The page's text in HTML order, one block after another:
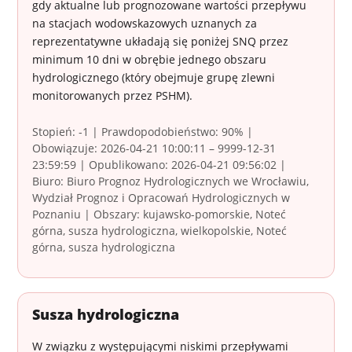
gdy aktualne lub prognozowane wartości przepływu
na stacjach wodowskazowych uznanych za
reprezentatywne układają się poniżej SNQ przez
minimum 10 dni w obrębie jednego obszaru
hydrologicznego (który obejmuje grupę zlewni
monitorowanych przez PSHM).
Stopień: -1 | Prawdopodobieństwo: 90% |
Obowiązuje: 2026-04-21 10:00:11 – 9999-12-31
23:59:59 | Opublikowano: 2026-04-21 09:56:02 |
Biuro: Biuro Prognoz Hydrologicznych we Wrocławiu,
Wydział Prognoz i Opracowań Hydrologicznych w
Poznaniu | Obszary: kujawsko-pomorskie, Noteć
górna, susza hydrologiczna, wielkopolskie, Noteć
górna, susza hydrologiczna
Susza hydrologiczna
W związku z występującymi niskimi przepływami